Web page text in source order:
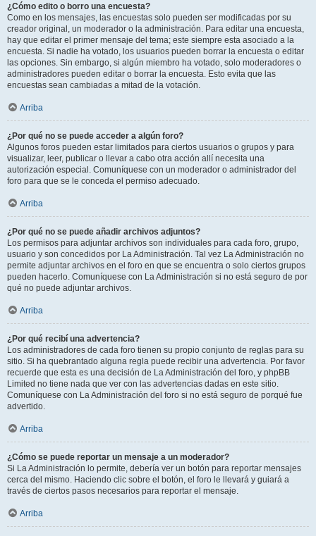
¿Cómo edito o borro una encuesta?
Como en los mensajes, las encuestas solo pueden ser modificadas por su
creador original, un moderador o la administración. Para editar una encuesta,
hay que editar el primer mensaje del tema; este siempre esta asociado a la
encuesta. Si nadie ha votado, los usuarios pueden borrar la encuesta o editar
las opciones. Sin embargo, si algún miembro ha votado, solo moderadores o
administradores pueden editar o borrar la encuesta. Esto evita que las
encuestas sean cambiadas a mitad de la votación.
Arriba
¿Por qué no se puede acceder a algún foro?
Algunos foros pueden estar limitados para ciertos usuarios o grupos y para
visualizar, leer, publicar o llevar a cabo otra acción allí necesita una
autorización especial. Comuníquese con un moderador o administrador del
foro para que se le conceda el permiso adecuado.
Arriba
¿Por qué no se puede añadir archivos adjuntos?
Los permisos para adjuntar archivos son individuales para cada foro, grupo,
usuario y son concedidos por La Administración. Tal vez La Administración no
permite adjuntar archivos en el foro en que se encuentra o solo ciertos grupos
pueden hacerlo. Comuníquese con La Administración si no está seguro de por
qué no puede adjuntar archivos.
Arriba
¿Por qué recibí una advertencia?
Los administradores de cada foro tienen su propio conjunto de reglas para su
sitio. Si ha quebrantado alguna regla puede recibir una advertencia. Por favor
recuerde que esta es una decisión de La Administración del foro, y phpBB
Limited no tiene nada que ver con las advertencias dadas en este sitio.
Comuníquese con La Administración del foro si no está seguro de porqué fue
advertido.
Arriba
¿Cómo se puede reportar un mensaje a un moderador?
Si La Administración lo permite, debería ver un botón para reportar mensajes
cerca del mismo. Haciendo clic sobre el botón, el foro le llevará y guiará a
través de ciertos pasos necesarios para reportar el mensaje.
Arriba